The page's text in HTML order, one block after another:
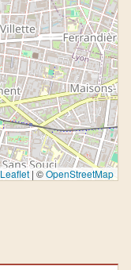
Leaflet | ©OpenStreetMap